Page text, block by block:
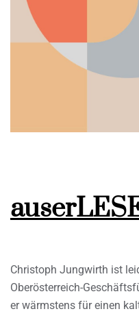
Christoph Jungwirth ist
Oberösterreich-
er wärmstens für einen